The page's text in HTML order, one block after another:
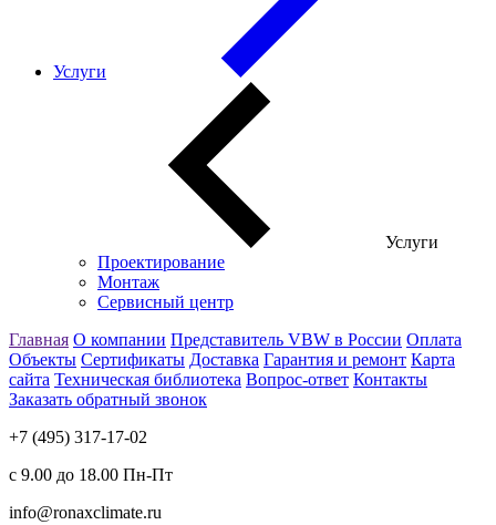
Услуги
Услуги
Проектирование
Монтаж
Сервисный центр
Главная О компании Представитель VBW в России Оплата
Объекты Сертификаты Доставка Гарантия и ремонт Карта
сайта Техническая библиотека Вопрос-ответ Контакты
Заказать обратный звонок
+7 (495) 317-17-02
с 9.00 до 18.00 Пн-Пт
info@ronaxclimate.ru